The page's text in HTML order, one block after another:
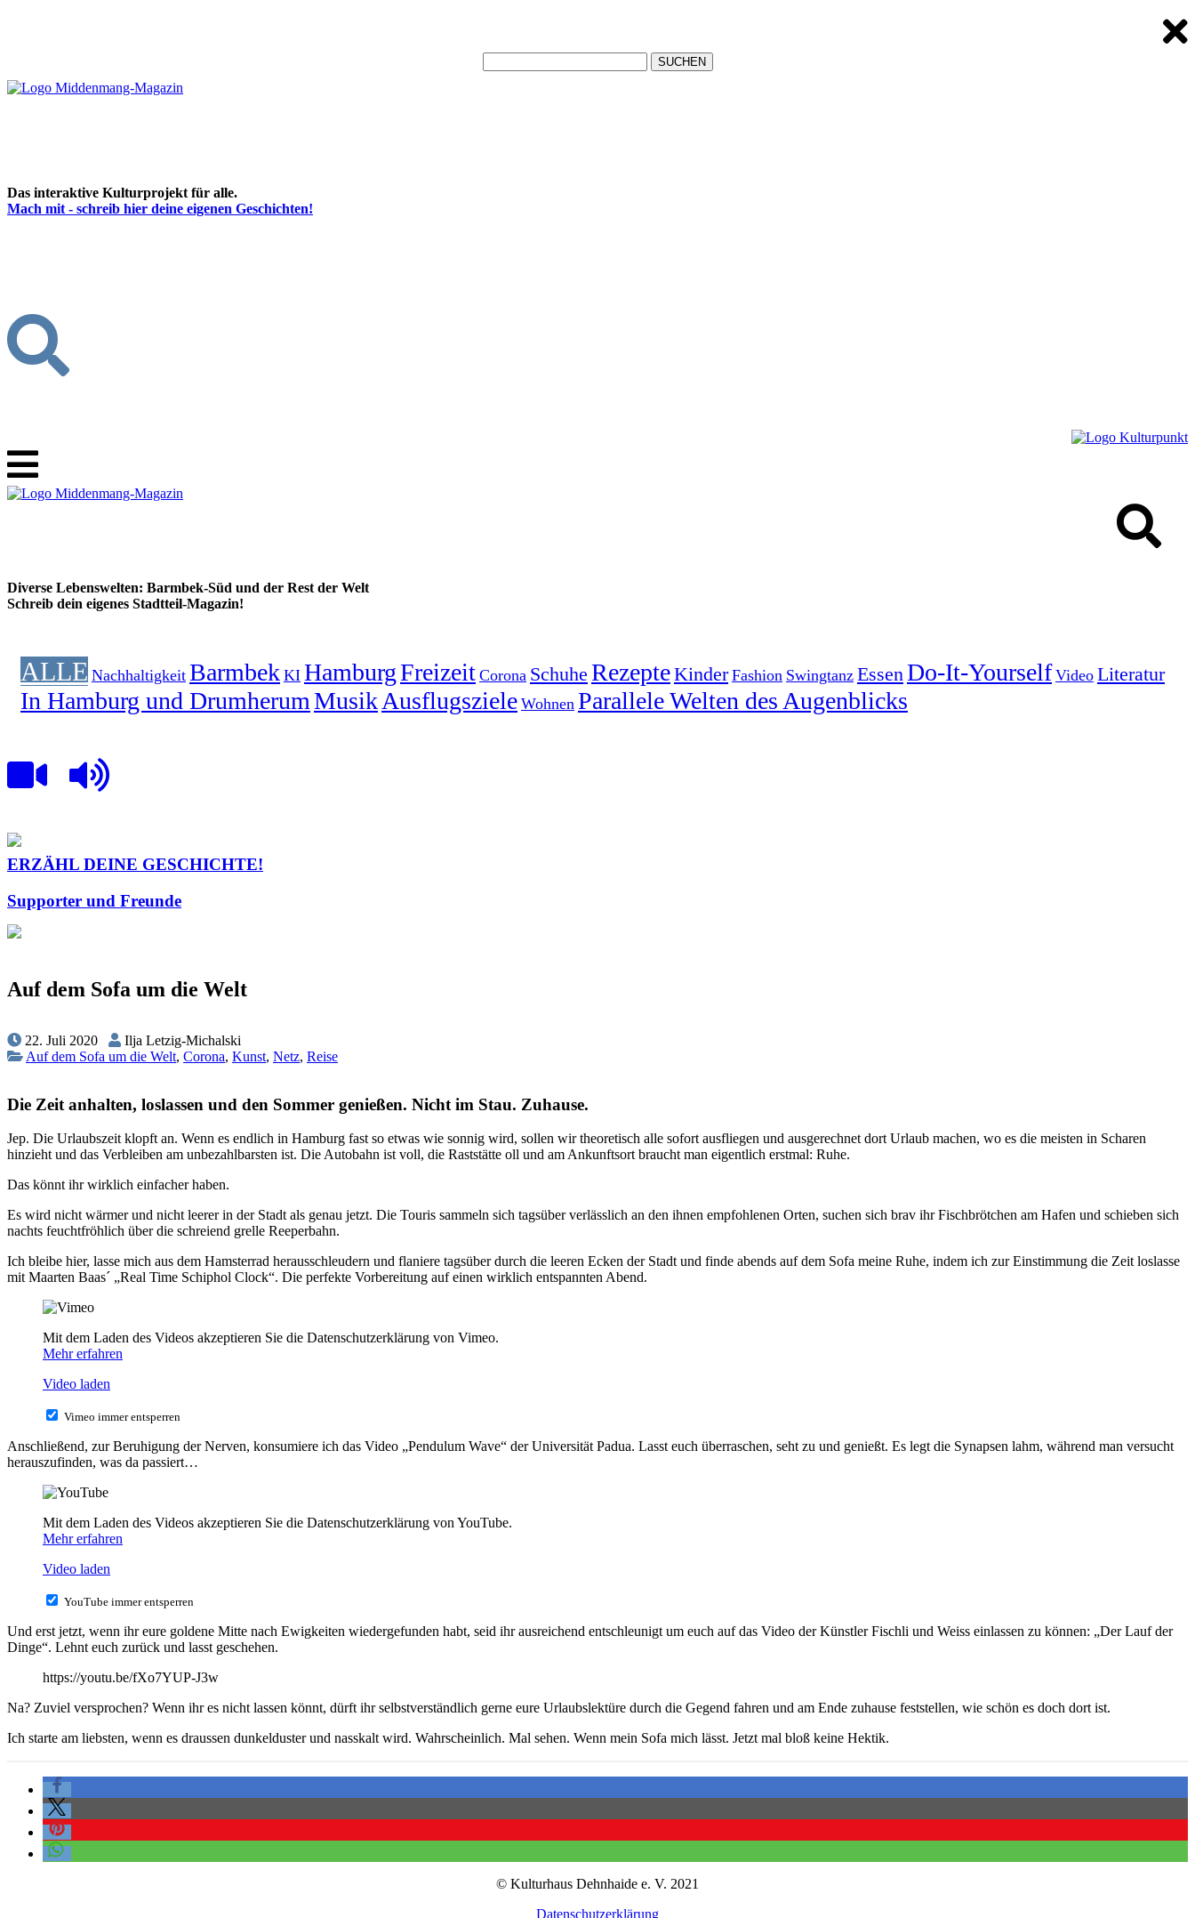
Das interaktive Kulturprojekt für alle.
Mach mit - schreib hier deine eigenen Geschichten!
Diverse Lebenswelten: Barmbek-Süd und der Rest der Welt
Schreib dein eigenes Stadtteil-Magazin!
ALLE Nachhaltigkeit Barmbek KI HamburgFreizeit Corona Schuhe RezepteKinder Fashion Swingtanz EssenDo-It-Yourself Video Literatur
In Hamburg und DrumherumMusikAusflugsziele Wohnen Parallele Welten des Augenblicks
ERZÄHL DEINE GESCHICHTE!
Supporter und Freunde
Auf dem Sofa um die Welt
22. Juli 2020
Ilja Letzig-Michalski
Auf dem Sofa um die Welt, Corona, Kunst, Netz, Reise
Die Zeit anhalten, loslassen und den Sommer genießen. Nicht im Stau. Zuhause.
Jep. Die Urlaubszeit klopft an. Wenn es endlich in Hamburg fast so etwas wie sonnig wird, sollen wir theoretisch alle sofort ausfliegen und ausgerechnet dort Urlaub machen, wo es die meisten in Scharen
hinzieht und das Verbleiben am unbezahlbarsten ist. Die Autobahn ist voll, die Raststätte oll und am Ankunftsort braucht man eigentlich erstmal: Ruhe.
Das könnt ihr wirklich einfacher haben.
Es wird nicht wärmer und nicht leerer in der Stadt als genau jetzt. Die Touris sammeln sich tagsüber verlässlich an den ihnen empfohlenen Orten, suchen sich brav ihr Fischbrötchen am Hafen und schieben sich
nachts feuchtfröhlich über die schreiend grelle Reeperbahn.
Ich bleibe hier, lasse mich aus dem Hamsterrad herausschleudern und flaniere tagsüber durch die leeren Ecken der Stadt und finde abends auf dem Sofa meine Ruhe, indem ich zur Einstimmung die Zeit loslasse
mit Maarten Baas´ „Real Time Schiphol Clock“. Die perfekte Vorbereitung auf einen wirklich entspannten Abend.
Mit dem Laden des Videos akzeptieren Sie die Datenschutzerklärung von Vimeo.
Mehr erfahren
Video laden
Vimeo immer entsperren
Anschließend, zur Beruhigung der Nerven, konsumiere ich das Video „Pendulum Wave“ der Universität Padua. Lasst euch überraschen, seht zu und genießt. Es legt die Synapsen lahm, während man versucht
herauszufinden, was da passiert…
Mit dem Laden des Videos akzeptieren Sie die Datenschutzerklärung von YouTube.
Mehr erfahren
Video laden
YouTube immer entsperren
Und erst jetzt, wenn ihr eure goldene Mitte nach Ewigkeiten wiedergefunden habt, seid ihr ausreichend entschleunigt um euch auf das Video der Künstler Fischli und Weiss einlassen zu können: „Der Lauf der
Dinge“. Lehnt euch zurück und lasst geschehen.
https://youtu.be/fXo7YUP-J3w
Na? Zuviel versprochen? Wenn ihr es nicht lassen könnt, dürft ihr selbstverständlich gerne eure Urlaubslektüre durch die Gegend fahren und am Ende zuhause feststellen, wie schön es doch dort ist.
Ich starte am liebsten, wenn es draussen dunkelduster und nasskalt wird. Wahrscheinlich. Mal sehen. Wenn mein Sofa mich lässt. Jetzt mal bloß keine Hektik.
© Kulturhaus Dehnhaide e. V. 2021
Datenschutzerklärung